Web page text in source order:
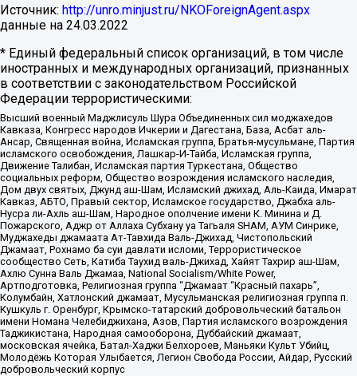
Источник: http://unro.minjust.ru/NKOForeignAgent.aspx
данные на 24.03.2022
* Единый федеральный список организаций, в том числе
иностранных и международных организаций, признанных
в соответствии с законодательством Российской
Федерации террористическими:
Высший военный Маджлисуль Шура Объединенных сил моджахедов
Кавказа, Конгресс народов Ичкерии и Дагестана, База, Асбат аль-
Ансар, Священная война, Исламская группа, Братья-мусульмане, Партия
исламского освобождения, Лашкар-И-Тайба, Исламская группа,
Движение Талибан, Исламская партия Туркестана, Общество
социальных реформ, Общество возрождения исламского наследия,
Дом двух святых, Джунд аш-Шам, Исламский джихад, Аль-Каида, Имарат
Кавказ, АБТО, Правый сектор, Исламское государство, Джабха аль-
Нусра ли-Ахль аш-Шам, Народное ополчение имени К. Минина и Д.
Пожарского, Аджр от Аллаха Субхану уа Тагьаля SHAM, АУМ Синрике,
Муджахеды джамаата Ат-Тавхида Валь-Джихад, Чистопольский
Джамаат, Рохнамо ба суи давлати исломи, Террористическое
сообщество Сеть, Катиба Таухид валь-Джихад, Хайят Тахрир аш-Шам,
Ахлю Сунна Валь Джамаа, National Socialism/White Power,
Артподготовка, Религиозная группа “Джамаат “Красный пахарь”,
Колумбайн, Хатлонский джамаат, Мусульманская религиозная группа п.
Кушкуль г. Оренбург, Крымско-татарский добровольческий батальон
имени Номана Челебиджихана, Азов, Партия исламского возрождения
Таджикистана, Народная самооборона, Дуббайский джамаат,
московская ячейка, Батал-Хаджи Белхороев, Маньяки Культ Убийц,
Молодёжь Которая Улыбается, Легион Свобода России, Айдар, Русский
добровольческий корпус